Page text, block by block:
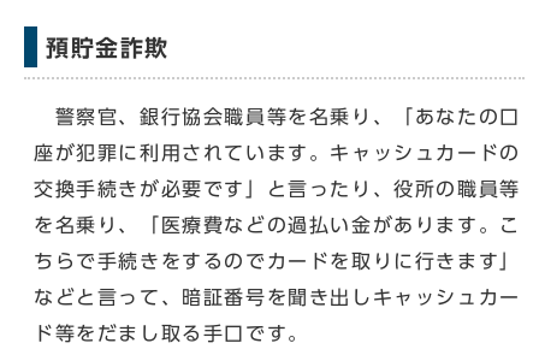
預貯金詐欺
警察官、銀行協会職員等を名乗り、「あなたの口
座が犯罪に利用されています。キャッシュカードの
交換手続きが必要です」と言ったり、役所の職員等
を名乗り、「医療費などの過払い金があります。こ
ちらで手続きをするのでカードを取りに行きます」
などと言って、暗証番号を聞き出しキャッシュカー
ド等をだまし取る手口です。